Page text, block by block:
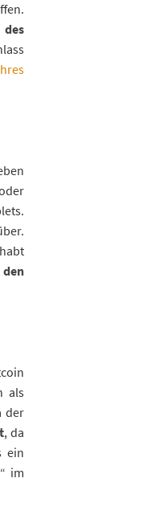
des
den
als
der
, da
ein
im